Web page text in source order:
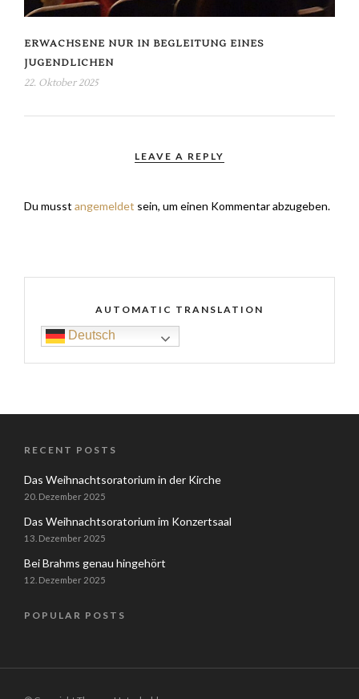
ERWACHSENE NUR IN BEGLEITUNG EINES
JUGENDLICHEN
22. Oktober 2025
LEAVE A REPLY
Du musst angemeldet sein, um einen Kommentar abzugeben.
AUTOMATIC TRANSLATION
Deutsch
RECENT POSTS
Das Weihnachtsoratorium in der Kirche
20. Dezember 2025
Das Weihnachtsoratorium im Konzertsaal
13. Dezember 2025
Bei Brahms genau hingehört
12. Dezember 2025
POPULAR POSTS